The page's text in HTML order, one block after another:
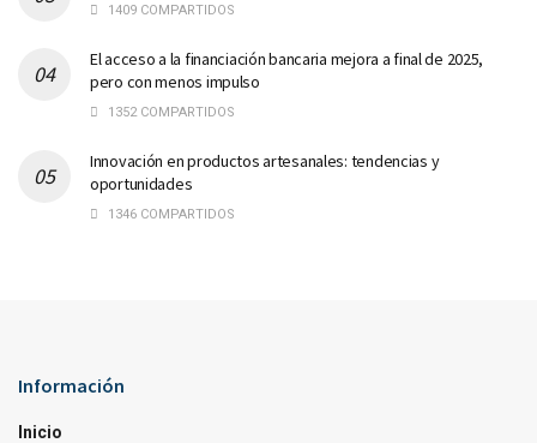
1409 COMPARTIDOS
El acceso a la financiación bancaria mejora a final de 2025,
pero con menos impulso
1352 COMPARTIDOS
Innovación en productos artesanales: tendencias y
oportunidades
1346 COMPARTIDOS
Información
Inicio